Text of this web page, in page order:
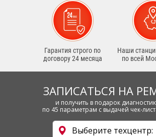
Гарантия строго по
договору 24 месяца
Наши
по всей
ЗАПИСАТЬСЯ НА
и получить в подарок
по 45 параметрам с выдачей чек-